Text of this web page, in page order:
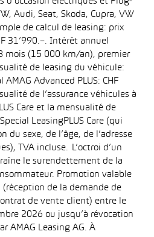
Audi, Seat, Skoda, Cupra, VW
de calcul de leasing: prix
31’990.–. Intérêt annuel
mois (15 000 km/an), premier
de leasing du véhicule:
Advanced PLUS: CHF
de l’assurance véhicules à
Care et la mensualité de
LeasingPLUS Care (qui
du sexe, de l’âge, de l’adresse
TVA incluse. L’octroi d’un
le surendettement de la
Promotion valable
(réception de la demande de
de vente client) entre le
2026 ou jusqu’à révocation
AMAG Leasing AG. À